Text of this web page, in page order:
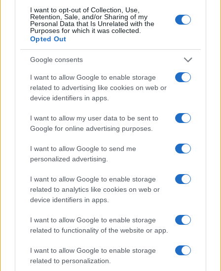
I want to opt-out of Collection, Use,
Retention, Sale, and/or Sharing of my
Personal Data that Is Unrelated with the
Purposes for which it was collected.
Opted Out
Google consents
I want to allow Google to enable storage
related to advertising like cookies on web or
device identifiers in apps.
I want to allow my user data to be sent to
Google for online advertising purposes.
I want to allow Google to send me
personalized advertising.
I want to allow Google to enable storage
related to analytics like cookies on web or
device identifiers in apps.
I want to allow Google to enable storage
related to functionality of the website or app.
I want to allow Google to enable storage
related to personalization.
Continua a leggere
Ripensare le tecnologie umanitarie oltre i criteri dei
donatori